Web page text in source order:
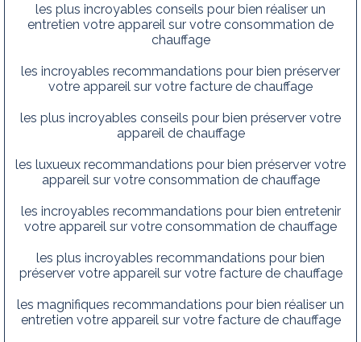
les plus incroyables conseils pour bien réaliser un
entretien votre appareil sur votre consommation de
chauffage
les incroyables recommandations pour bien préserver
votre appareil sur votre facture de chauffage
les plus incroyables conseils pour bien préserver votre
appareil de chauffage
les luxueux recommandations pour bien préserver votre
appareil sur votre consommation de chauffage
les incroyables recommandations pour bien entretenir
votre appareil sur votre consommation de chauffage
les plus incroyables recommandations pour bien
préserver votre appareil sur votre facture de chauffage
les magnifiques recommandations pour bien réaliser un
entretien votre appareil sur votre facture de chauffage